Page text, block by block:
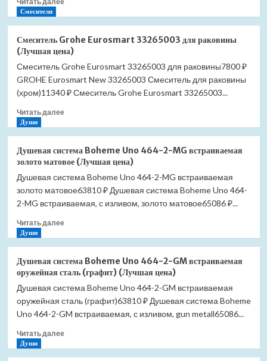
цена)
Смеситель
Grohe
Eurosmart
33300003
для
ванны
цена)
Смесители
Смеситель Grohe Eurosmart 33265003 для раковины
(Лучшая цена)
Смеситель Grohe Eurosmart 33265003 для раковины7800 ₽
GROHE Eurosmart New 33265003 Смеситель для раковины
(хром)11340 ₽ Смеситель Grohe Eurosmart 33265003...
Читать далееПрочитать
Смеситель
Grohe
Eurosmart
33265003
для
раковины
цена)
Души
Душевая система Boheme Uno 464-2-MG встраиваемая
золото матовое (Лучшая цена)
Душевая система Boheme Uno 464-2-MG встраиваемая
золото матовое63810 ₽ Душевая система Boheme Uno 464-
2-MG встраиваемая, с изливом, золото матовое65086 ₽...
Читать далееПрочитать
система
Boheme
Uno
464-
2-
встраиваемая
матовое
Души
Душевая система Boheme Uno 464-2-GM встраиваемая
оружейная сталь (графит) (Лучшая цена)
Душевая система Boheme Uno 464-2-GM встраиваемая
оружейная сталь (графит)63810 ₽ Душевая система Boheme
Uno 464-2-GM встраиваемая, с изливом, gun metall65086...
Читать далееПрочитать
Души